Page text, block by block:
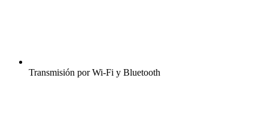
Transmisión por Wi-Fi y Bluetooth